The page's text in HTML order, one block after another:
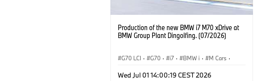
Production of the new BMW i7 M70 xDrive at
BMW Group Plant Dingolfing. (07/2026)
G70 LCI · G70 · i7 · BMW i · M Cars ·
Wed Jul 01 14:00:19 CEST 2026